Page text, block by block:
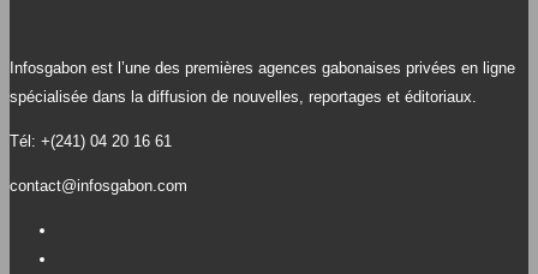
Infosgabon est l’une des premières agences gabonaises privées en ligne
spécialisée dans la diffusion de nouvelles, reportages et éditoriaux.
Tél: +(241) 04 20 16 61
contact@infosgabon.com